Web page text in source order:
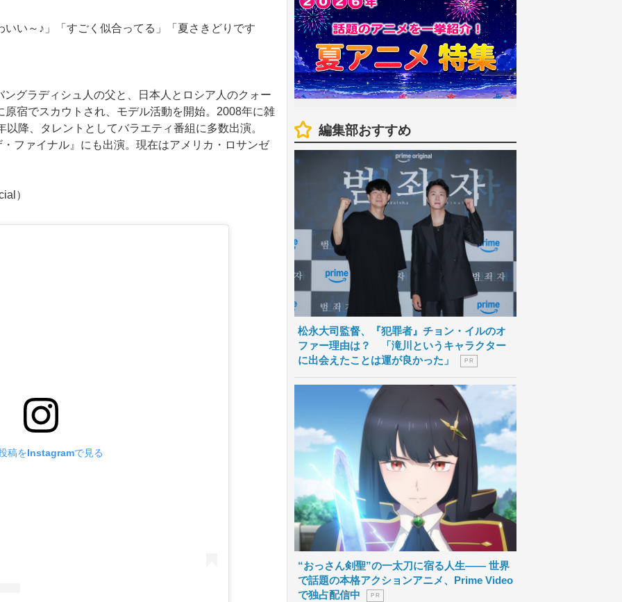
い～♪」「すごく似合ってる」「夏さきどりです
グラディシュ人の父と、日本人とロシア人のクォー
宿でスカウトされ、モデル活動を開始。2008年に雑
降、タレントとしてバラエティ番組に多数出演。
ファイナル』にも出演。現在はアメリカ・ロサンゼ
）
稿をInstagramで見る
編集部おすすめ
松永大司監督、『犯罪者』チョン・イルのオ
ファー理由は？ 「滝川というキャラクター
に出会えたことは運が良かった」
P R
“おっさん剣聖”の一太刀に宿る人生―― 世界
で話題の本格アクションアニメ、Prime Video
で独占配信中
P R